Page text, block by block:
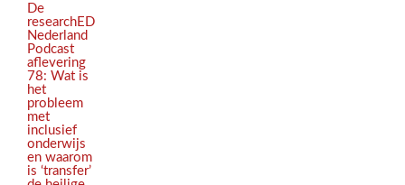
De
researchED
Nederland
Podcast
aflevering
78: Wat is
het
probleem
met
inclusief
onderwijs
en waarom
is ‘transfer’